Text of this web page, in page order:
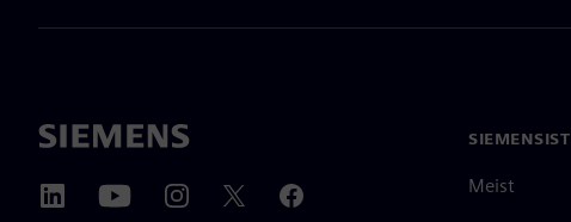
SIEMENSIST
Meist